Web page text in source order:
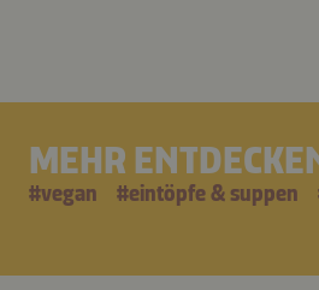
MEHR
#vegan #eintöpfe & suppen